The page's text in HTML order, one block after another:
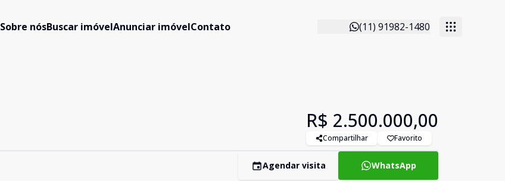
Sobre nósBuscar imóvelAnunciar imóvelContato (11) 91982-1480
R$ 2.500.000,00
Compartilhar Favorito
Agendar visita WhatsApp